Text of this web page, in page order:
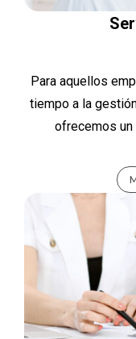
Para aquellos
tiempo a la
ofrecemos